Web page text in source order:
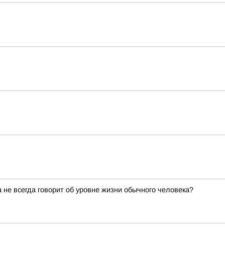
всегда говорит об уровне жизни обычного человека?